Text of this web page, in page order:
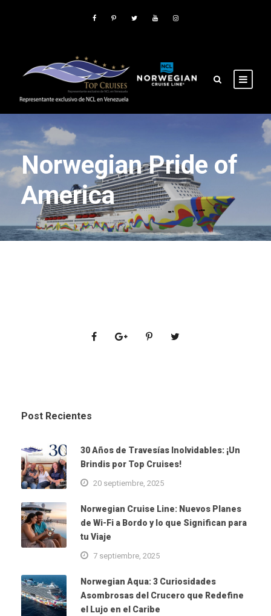
Norwegian Pride of
America
Post Recientes
30 Años de Travesías Inolvidables: ¡Un
Brindis por Top Cruises!
20 septiembre, 2025
Norwegian Cruise Line: Nuevos Planes
de Wi-Fi a Bordo y lo que Significan para
tu Viaje
7 septiembre, 2025
Norwegian Aqua: 3 Curiosidades
Asombrosas del Crucero que Redefine
el Lujo en el Caribe